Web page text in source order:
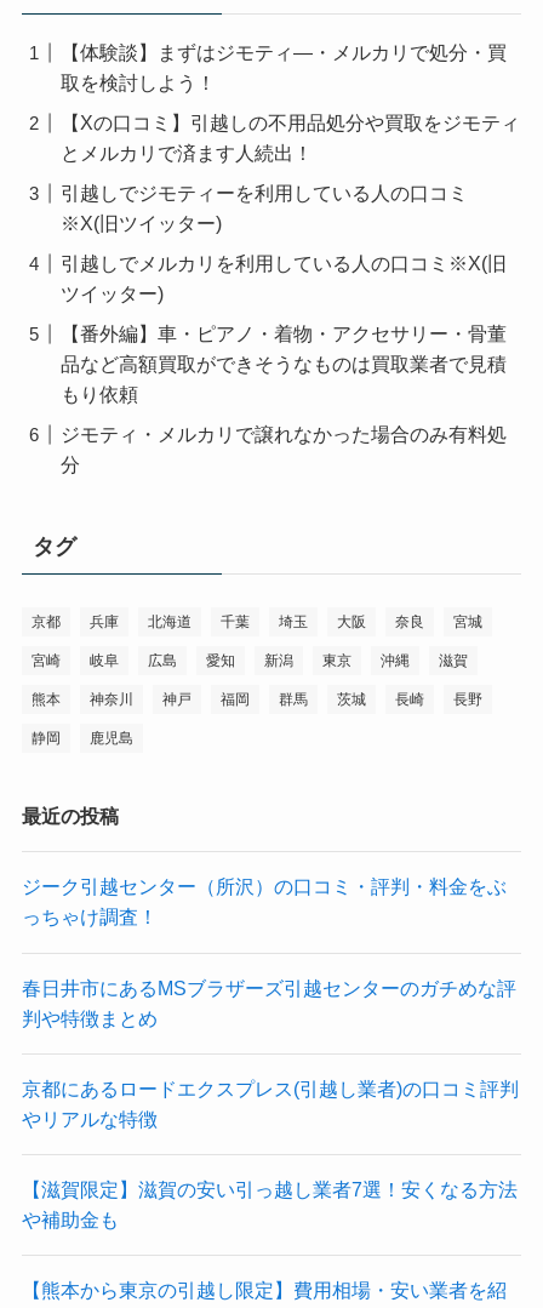
【体験談】まずはジモティ―・メルカリで処分・買
取を検討しよう！
【Xの口コミ】引越しの不用品処分や買取をジモティ
とメルカリで済ます人続出！
引越しでジモティーを利用している人の口コミ
※X(旧ツイッター)
引越しでメルカリを利用している人の口コミ※X(旧
ツイッター)
【番外編】車・ピアノ・着物・アクセサリー・骨董
品など高額買取ができそうなものは買取業者で見積
もり依頼
ジモティ・メルカリで譲れなかった場合のみ有料処
分
タグ
京都 兵庫 北海道 千葉 埼玉 大阪 奈良 宮城
宮崎 岐阜 広島 愛知 新潟 東京 沖縄 滋賀
熊本 神奈川 神戸 福岡 群馬 茨城 長崎 長野
静岡 鹿児島
最近の投稿
ジーク引越センター（所沢）の口コミ・評判・料金をぶ
っちゃけ調査！
春日井市にあるMSブラザーズ引越センターのガチめな評
判や特徴まとめ
京都にあるロードエクスプレス(引越し業者)の口コミ評判
やリアルな特徴
【滋賀限定】滋賀の安い引っ越し業者7選！安くなる方法
や補助金も
【熊本から東京の引越し限定】費用相場・安い業者を紹